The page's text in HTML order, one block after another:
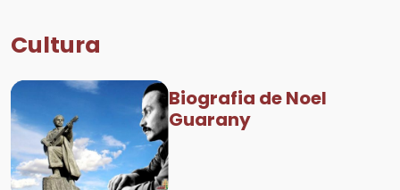
Cultura
Biografia de Noel
Guarany